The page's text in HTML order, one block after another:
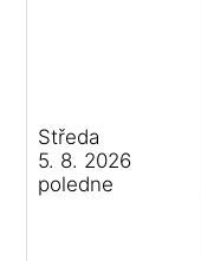
Středa
5. 8. 2026
poledne